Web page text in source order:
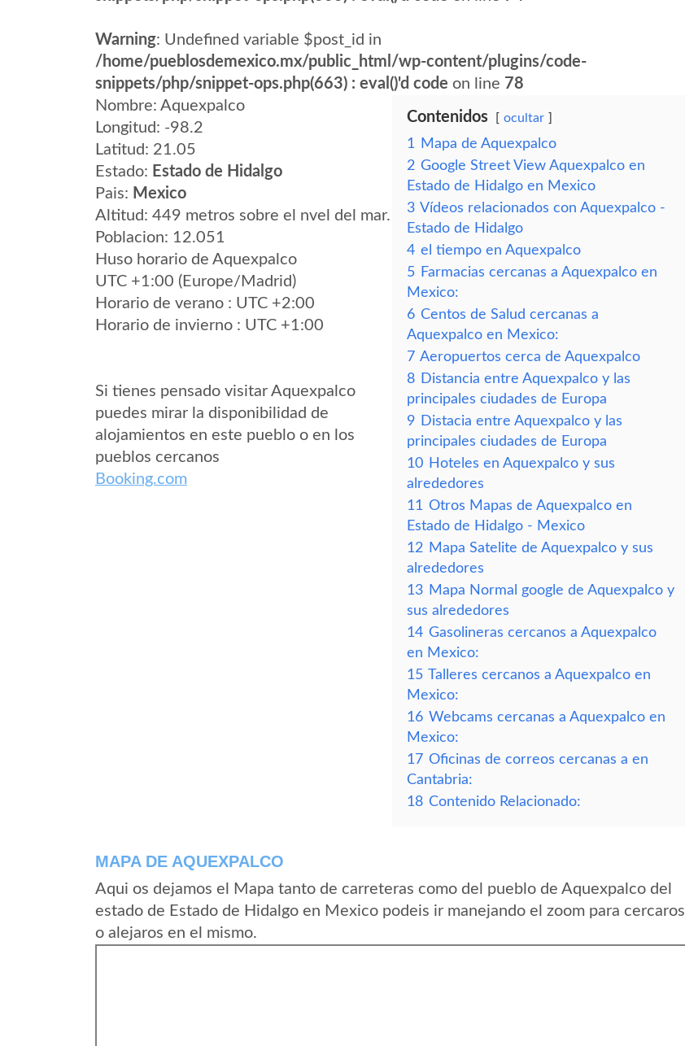
Warning: Undefined variable $post_id in
/home/pueblosdemexico.mx/public_html/wp-content/plugins/code-
snippets/php/snippet-ops.php(663) : eval()'d code on line 78
Nombre: Aquexpalco
Longitud: -98.2
Latitud: 21.05
Estado: Estado de Hidalgo
Pais: Mexico
Altitud: 449 metros sobre el nvel del mar.
Poblacion: 12.051
Huso horario de Aquexpalco
UTC +1:00 (Europe/Madrid)
Horario de verano : UTC +2:00
Horario de invierno : UTC +1:00
Si tienes pensado visitar Aquexpalco
puedes mirar la disponibilidad de
alojamientos en este pueblo o en los
pueblos cercanos
Booking.com
Contenidos ocultar
1
Mapa de Aquexpalco
2 Google Street View Aquexpalco en
Estado de Hidalgo en Mexico
3 Vídeos relacionados con Aquexpalco -
Estado de Hidalgo
4 el tiempo en Aquexpalco
5 Farmacias cercanas a Aquexpalco en
Mexico:
6 Centos de Salud cercanas a
Aquexpalco en Mexico:
7 Aeropuertos cerca de Aquexpalco
8 Distancia entre Aquexpalco y las
principales ciudades de Europa
9 Distacia entre Aquexpalco y las
principales ciudades de Europa
10 Hoteles en Aquexpalco y sus
alrededores
11 Otros Mapas de Aquexpalco en
Estado de Hidalgo - Mexico
12 Mapa Satelite de Aquexpalco y sus
alrededores
13 Mapa Normal google de Aquexpalco y
sus alrededores
14 Gasolineras cercanos a Aquexpalco
en Mexico:
15 Talleres cercanos a Aquexpalco en
Mexico:
16 Webcams cercanas a Aquexpalco en
Mexico:
17 Oficinas de correos cercanas a en
Cantabria:
18 Contenido Relacionado:
MAPA DE AQUEXPALCO
Aqui os dejamos el Mapa tanto de carreteras como del pueblo de Aquexpalco del
estado de Estado de Hidalgo en Mexico podeis ir manejando el zoom para cercaros
o alejaros en el mismo.